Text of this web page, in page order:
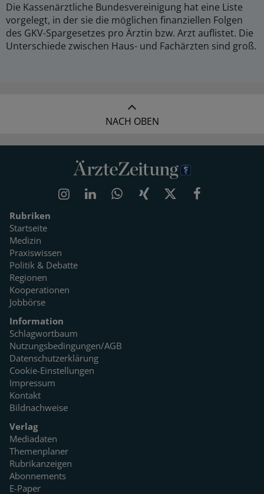
Die Kassenärztliche Bundesvereinigung hat eine Liste
vorgelegt, in der sie die möglichen finanziellen Folgen
des GKV-Spargesetzes pro Ärztin bzw. Arzt auflistet. Die
Unterschiede zwischen Haus- und Fachärzten sind groß.
NACH OBEN
Rubriken
Startseite
Medizin
Praxiswissen
Politik & Debatte
Regionen
Kooperationen
Jobbörse
Information
Schlagwortbaum
Nutzungsbedingungen/AGB
Datenschutzerklärung
Cookie-Einstellungen
Impressum
Kontakt
Bildnachweise
Verlag
Mediadaten
Themenplaner
Rubrikanzeigen
Abonnements
E-Paper